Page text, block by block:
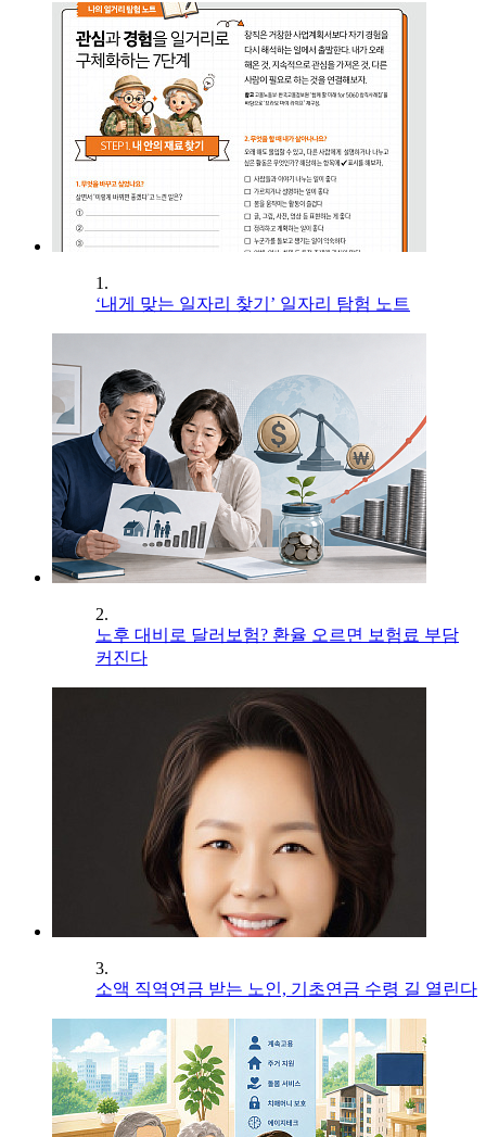
1.
‘내게 맞는 일자리 찾기’ 일자리 탐험 노트
2.
노후 대비로 달러보험? 환율 오르면 보험료 부담
커진다
3.
소액 직역연금 받는 노인, 기초연금 수령 길 열린다